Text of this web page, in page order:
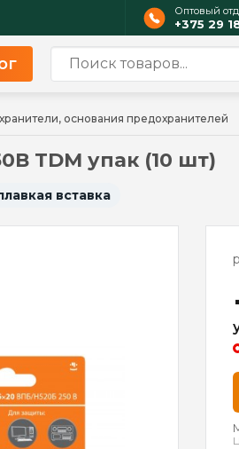
Оптовый
+375 29
основания предохранителей
TDM упак (10 шт)
вставка